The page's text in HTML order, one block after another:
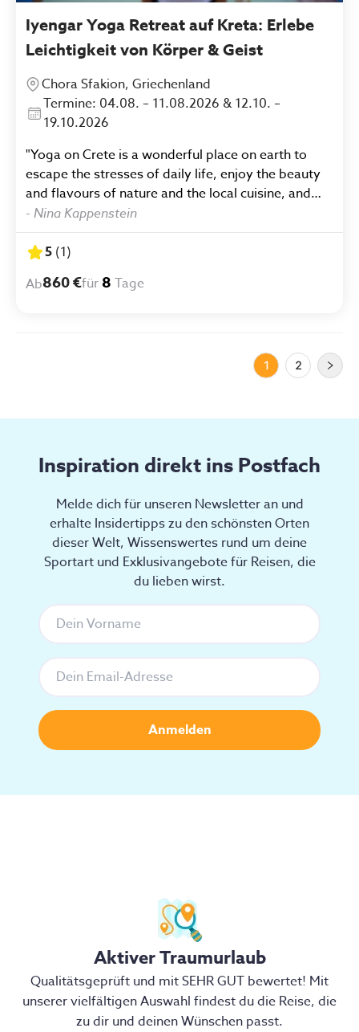
Iyengar Yoga Retreat auf Kreta: Erlebe
Leichtigkeit von Körper & Geist
Chora Sfakion, Griechenland
Termine: 04.08. – 11.08.2026 & 12.10. –
19.10.2026
"Yoga on Crete is a wonderful place on earth to
escape the stresses of daily life, enjoy the beauty
and flavours of nature and the local cuisine, and
offers great benefits for those with an appreciation
for aesthetics. Above all, it is worth noting that the
two yoga sessions a day provide the necessary
in a very mindful, gentle yet effective and
- Nina Kappenstein
5 (1)
Ab860 €für 8 Tage
1 2
Inspiration direkt ins Postfach
Melde dich für unseren Newsletter an und
erhalte Insidertipps zu den schönsten Orten
dieser Welt, Wissenswertes rund um deine
Sportart und Exklusivangebote für Reisen, die
du lieben wirst.
Aktiver Traumurlaub
Qualitätsgeprüft und mit SEHR GUT bewertet! Mit
unserer vielfältigen Auswahl findest du die Reise, die
zu dir und deinen Wünschen passt.